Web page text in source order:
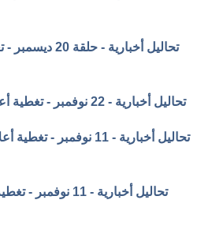
تحاليل أخبارية -
تحاليل أخبارية - 22 نوفمبر - تغطية أعلامية لأحداث التحرير
تحاليل أخبارية - 11
تحاليل أخبارية - 11